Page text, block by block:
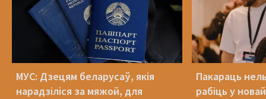
МУС: Дзецям беларусаў, якія
нарадзіліся за мяжой, для
Пакараць
рабіць у